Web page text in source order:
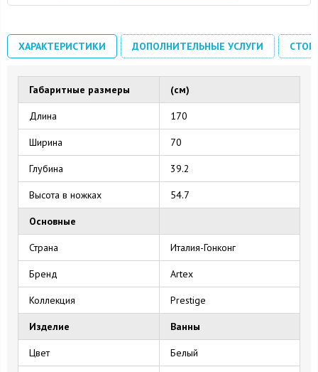
ХАРАКТЕРИСТИКИ ДОПОЛНИТЕЛЬНЫЕ УСЛУГИ
Габаритные размеры (см)
Длина 170
Ширина 70
Глубина 39.2
Высота в ножках 54.7
Основные
Страна Италия-Гонконг
Бренд Artex
Коллекция Prestige
Изделие Ванны
Цвет Белый